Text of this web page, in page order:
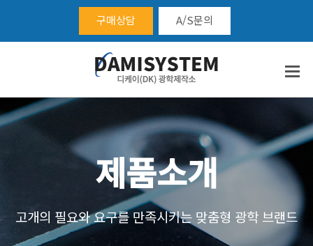
구매상담 A/S문의
제품소개
고개의 필요와 요구를 만족시키는 맞춤형 광학 브랜드